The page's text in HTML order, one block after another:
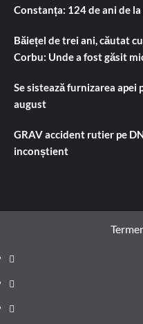
Constanța: 124 de ani de
Băiețel de trei ani, căutat
Corbu: Unde a fost găsit
Se sistează furnizarea apei
august
GRAV accident rutier pe
inconștient
Prima
pagină
Știri
de
Administrație